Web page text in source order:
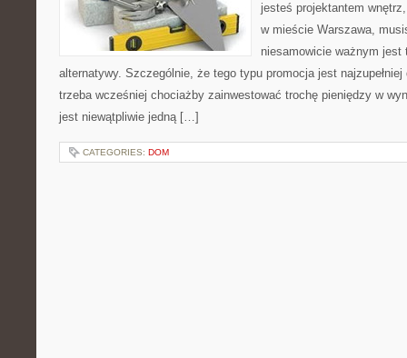
jesteś projektantem
w mieście Warszawa,
niesamowicie ważnym
alternatywy. Szczególnie, że tego typu promocja jest
trzeba wcześniej chociażby zainwestować trochę pieniędzy w
jest niewątpliwie jedną […]
CATEGORIES: DOM